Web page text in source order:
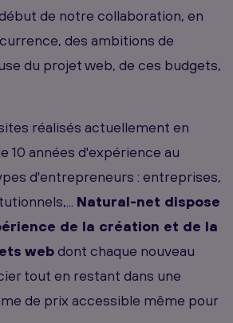
de notre collaboration, en
des ambitions de
du projet web, de ces budgets,
réalisés actuellement en
10 années d'expérience au
d'entrepreneurs : entreprises,
Natural-net dispose
de la création et de la
webdont chaque nouveau
tout en restant dans une
de prix accessible même pour